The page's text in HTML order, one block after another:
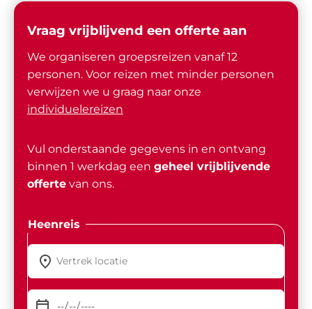
Vraag vrijblijvend een offerte aan
We organiseren groepsreizen vanaf 12
personen. Voor reizen met minder personen
verwijzen we u graag naar onze
individuelereizen
Vul onderstaande gegevens in en ontvang
binnen 1 werkdag een geheel vrijblijvende
offertevan ons.
Heenreis